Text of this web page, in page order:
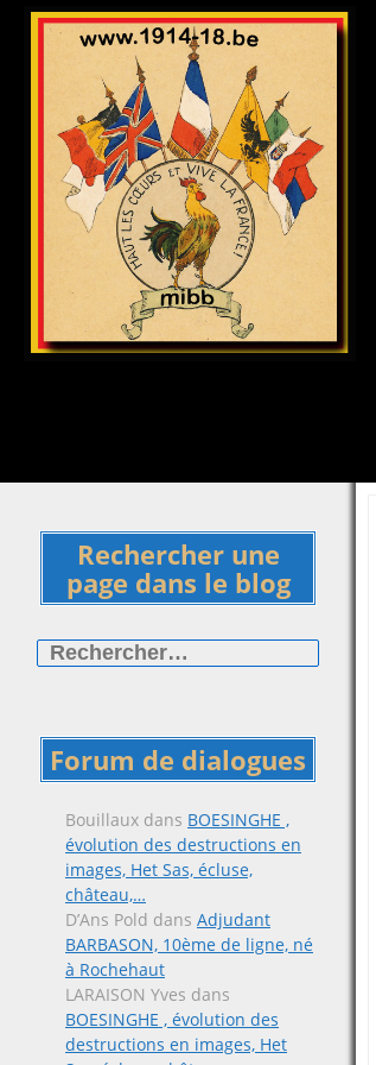
Rechercher une
page dans le blog
Forum de dialogues
Bouillaux dans BOESINGHE ,
évolution des destructions en
images, Het Sas, écluse,
château,…
D’Ans Pold dans Adjudant
BARBASON, 10ème de ligne, né
à Rochehaut
LARAISON Yves dans
BOESINGHE , évolution des
destructions en images, Het